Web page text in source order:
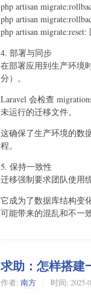
php artisan
php artisan
php artisan
4. 部署与同步
在部署应用到生产环境
分）。
Laravel 会检查
未运行的迁移文件。
这确保了生产环境的数
程。
5. 保持一致性
迁移强制要求团队使用
它成为了数据库结构变
可能带来的混乱和不一致
求助：怎样搭
作者: 南方 时间: 2025-